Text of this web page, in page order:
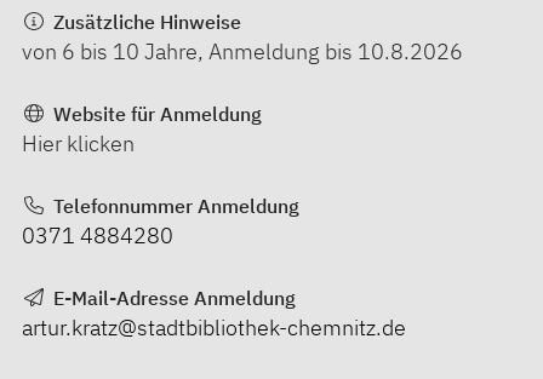
Zusätzliche Hinweise
von 6 bis 10 Jahre, Anmeldung bis 10.8.2026
Website für Anmeldung
Hier klicken
Telefonnummer Anmeldung
0371 4884280
E-Mail-Adresse Anmeldung
artur.kratz@stadtbibliothek-chemnitz.de